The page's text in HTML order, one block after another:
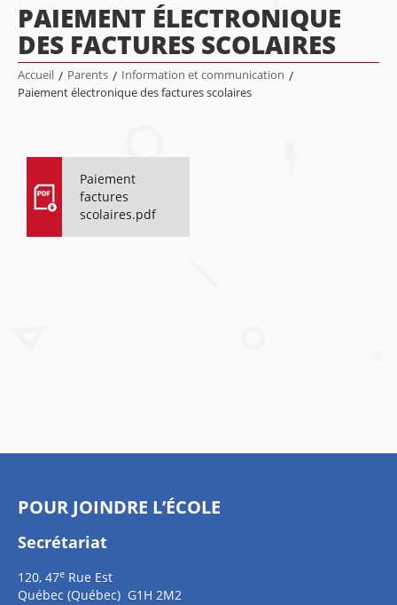
PAIEMENT ÉLECTRONIQUE
DES FACTURES SCOLAIRES
Accueil / Parents / Information et communication /
Paiement électronique des factures scolaires
Paiement
factures
scolaires.pdf
POUR JOINDRE L’ÉCOLE
Secrétariat
120, 47e Rue Est
Québec (Québec) G1H 2M2